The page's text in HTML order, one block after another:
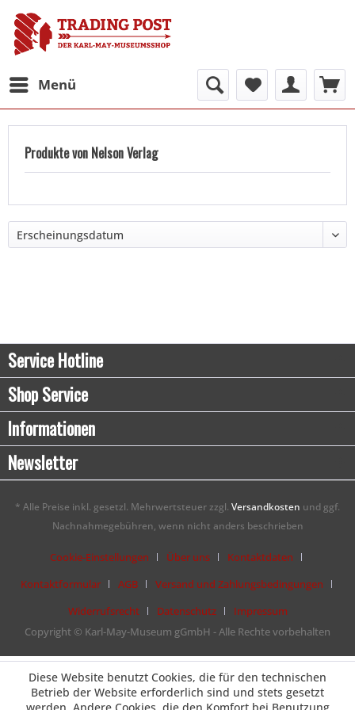
Menü
Produkte von Nelson Verlag
Service Hotline
Shop Service
Informationen
Newsletter
* Alle Preise inkl. gesetzl. Mehrwertsteuer zzgl. Versandkosten und ggf.
Nachnahmegebühren, wenn nicht anders beschrieben
Cookie-Einstellungen Über uns
Kontaktdaten
Kontaktformular
AGB
Versand und Zahlungsbedingungen
Widerrufsrecht
Datenschutz
Impressum
Copyright © Karl-May-Museum gGmbH - Alle Rechte vorbehalten
Diese Website benutzt Cookies, die für den technischen
Betrieb der Website erforderlich sind und stets gesetzt